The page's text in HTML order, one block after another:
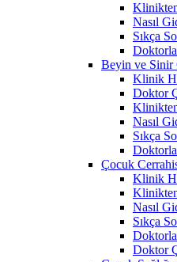
Nasıl
Sıkça
Beyin ve Sinir
Klinik
Doktor
Nasıl
Sıkça
Çocuk
Klinik
Nasıl
Sıkça
Doktor